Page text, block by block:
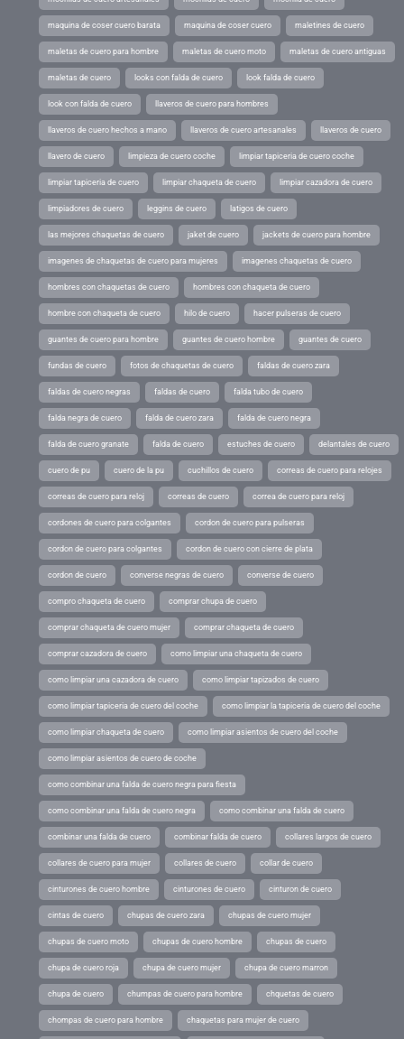
maquina de coser cuero barata maquina de coser cuero maletines de cuero
maletas de cuero para hombre maletas de cuero moto maletas de cuero antiguas
maletas de cuero looks con falda de cuero look falda de cuero
look con falda de cuero llaveros de cuero para hombres
llaveros de cuero hechos a mano llaveros de cuero artesanales llaveros de cuero
llavero de cuero limpieza de cuero coche limpiar tapiceria de cuero coche
limpiar tapiceria de cuero limpiar chaqueta de cuero limpiar cazadora de cuero
limpiadores de cuero leggins de cuero latigos de cuero
las mejores chaquetas de cuero jaket de cuero jackets de cuero para hombre
imagenes de chaquetas de cuero para mujeres imagenes chaquetas de cuero
hombres con chaquetas de cuero hombres con chaqueta de cuero
hombre con chaqueta de cuero hilo de cuero hacer pulseras de cuero
guantes de cuero para hombre guantes de cuero hombre guantes de cuero
fundas de cuero fotos de chaquetas de cuero faldas de cuero zara
faldas de cuero negras faldas de cuero falda tubo de cuero
falda negra de cuero falda de cuero zara falda de cuero negra
falda de cuero granate falda de cuero estuches de cuero delantales de cuero
cuero de pu cuero de la pu cuchillos de cuero correas de cuero para relojes
correas de cuero para reloj correas de cuero correa de cuero para reloj
cordones de cuero para colgantes cordon de cuero para pulseras
cordon de cuero para colgantes cordon de cuero con cierre de plata
cordon de cuero converse negras de cuero converse de cuero
compro chaqueta de cuero comprar chupa de cuero
comprar chaqueta de cuero mujer comprar chaqueta de cuero
comprar cazadora de cuero como limpiar una chaqueta de cuero
como limpiar una cazadora de cuero como limpiar tapizados de cuero
como limpiar tapiceria de cuero del coche como limpiar la tapiceria de cuero del coche
como limpiar chaqueta de cuero como limpiar asientos de cuero del coche
como limpiar asientos de cuero de coche
como combinar una falda de cuero negra para fiesta
como combinar una falda de cuero negra como combinar una falda de cuero
combinar una falda de cuero combinar falda de cuero collares largos de cuero
collares de cuero para mujer collares de cuero collar de cuero
cinturones de cuero hombre cinturones de cuero cinturon de cuero
cintas de cuero chupas de cuero zara chupas de cuero mujer
chupas de cuero moto chupas de cuero hombre chupas de cuero
chupa de cuero roja chupa de cuero mujer chupa de cuero marron
chupa de cuero chumpas de cuero para hombre chquetas de cuero
chompas de cuero para hombre chaquetas para mujer de cuero